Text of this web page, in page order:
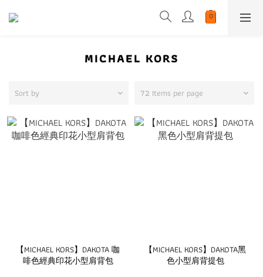
MICHAEL KORS
Sort by 72 Items per page
【MICHAEL KORS】DAKOTA 咖
啡色經典印花小型肩背包
【MICHAEL KORS】DAKOTA黑
色小型肩背提包